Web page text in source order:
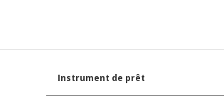
Instrument de prêt